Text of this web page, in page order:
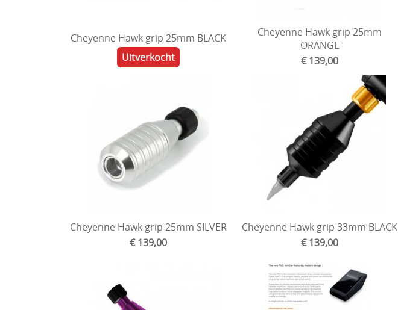
Cheyenne Hawk grip 25mm BLACK
Uitverkocht
Cheyenne Hawk grip 25mm
ORANGE
€ 139,00
Cheyenne Hawk grip 25mm SILVER
€ 139,00
Cheyenne Hawk grip 33mm BLACK
€ 139,00